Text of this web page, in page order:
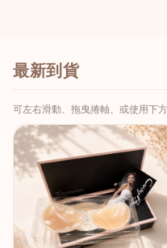
最新到貨
可左右滑動、拖曳捲軸、或使用下